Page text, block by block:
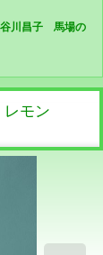
川昌子 馬場の
レモン